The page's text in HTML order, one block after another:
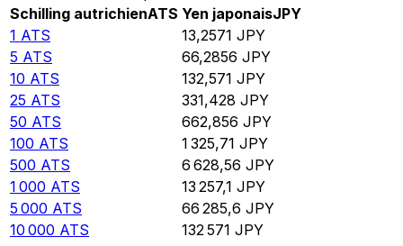
Schilling autrichienATS Yen japonaisJPY
1 ATS 13,2571 JPY
5 ATS 66,2856 JPY
10 ATS 132,571 JPY
25 ATS 331,428 JPY
50 ATS 662,856 JPY
100 ATS 1 325,71 JPY
500 ATS 6 628,56 JPY
1 000 ATS 13 257,1 JPY
5 000 ATS 66 285,6 JPY
10 000 ATS 132 571 JPY